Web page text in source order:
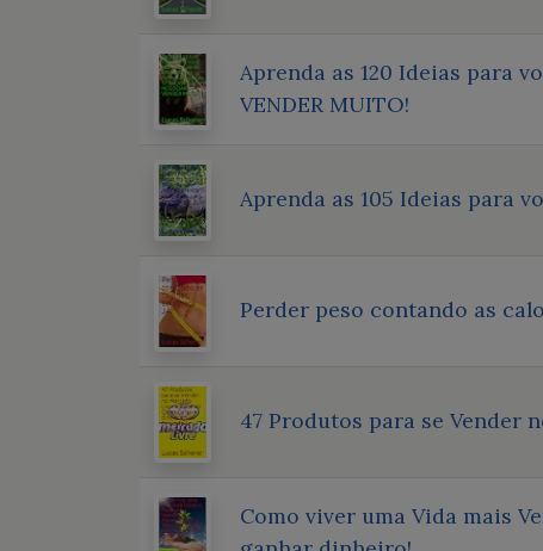
Aprenda as 120 Ideias para
VENDER MUITO!
Aprenda as 105 Ideias para
Perder peso contando as
47 Produtos para se Vender
Como viver uma Vida mais